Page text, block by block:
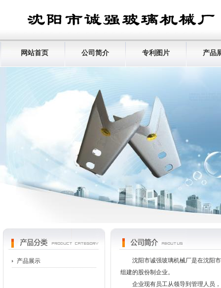
网站首页 公司简介 专利图片 产品
产品展示
沈阳市诚强玻璃机械厂是在沈阳市
组建的股份制企业。
企业现有员工从领导到管理人员，